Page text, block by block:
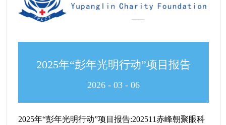
2025年“彭年光明行动”项目报告
2026 - 03 - 06
2025年“彭年光明行动”项目报告:202511赤峰朝聚眼科